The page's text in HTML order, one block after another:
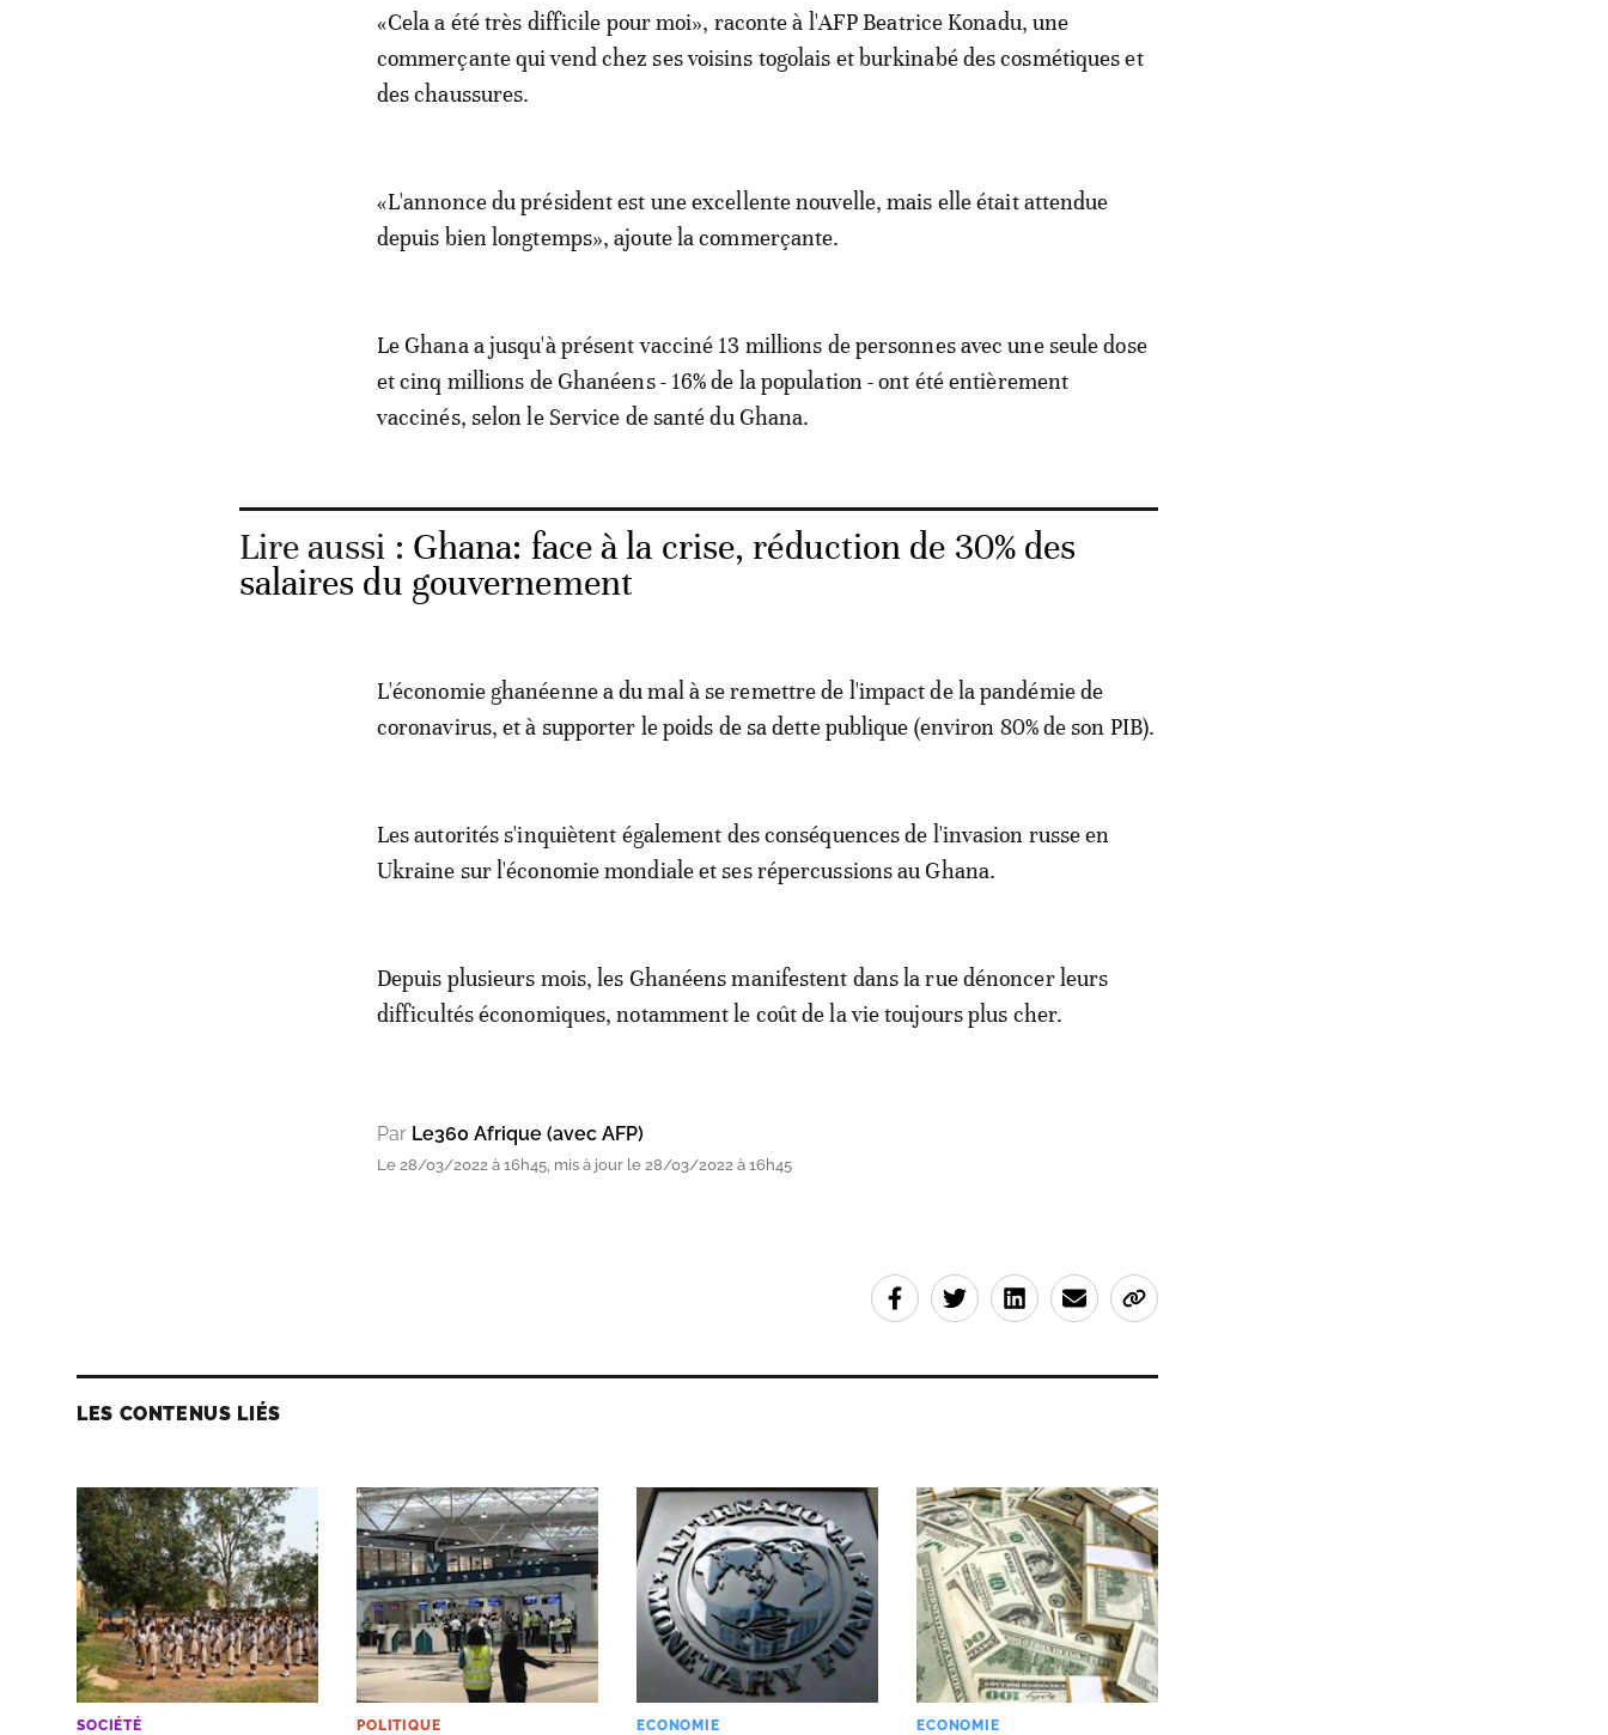
«Cela a été très difficile pour moi», raconte à l'AFP Beatrice Konadu, une
commerçante qui vend chez ses voisins togolais et burkinabé des cosmétiques et
des chaussures.
«L'annonce du président est une excellente nouvelle, mais elle était attendue
depuis bien longtemps», ajoute la commerçante.
Le Ghana a jusqu'à présent vacciné 13 millions de personnes avec une seule dose
et cinq millions de Ghanéens - 16% de la population - ont été entièrement
vaccinés, selon le Service de santé du Ghana.
Lire aussi : Ghana: face à la crise, réduction de 30% des
salaires du gouvernement
L'économie ghanéenne a du mal à se remettre de l'impact de la pandémie de
coronavirus, et à supporter le poids de sa dette publique (environ 80% de son PIB).
Les autorités s'inquiètent également des conséquences de l'invasion russe en
Ukraine sur l'économie mondiale et ses répercussions au Ghana.
Depuis plusieurs mois, les Ghanéens manifestent dans la rue dénoncer leurs
difficultés économiques, notamment le coût de la vie toujours plus cher.
Par Le360 Afrique (avec AFP)
Le 28/03/2022 à 16h45, mis à jour le 28/03/2022 à 16h45
LES CONTENUS LIÉS
SOCIÉTÉ POLITIQUE ECONOMIE ECONOMIE